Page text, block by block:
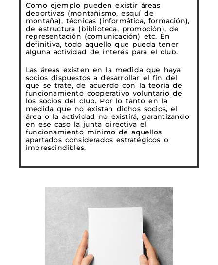
Como ejemplo pueden existir áreas
deportivas (montañismo, esquí de
montaña), técnicas (informática, formación),
de estructura (biblioteca, promoción), de
representación (comunicación) etc. En
definitiva, todo aquello que pueda tener
alguna actividad de interés para el club.
Las áreas existen en la medida que haya
socios dispuestos a desarrollar el fin del
que se trate, de acuerdo con la teoría de
funcionamiento cooperativo voluntario de
los socios del club. Por lo tanto en la
medida que no existan dichos socios, el
área o la actividad no existirá, garantizando
en ese caso la junta directiva el
funcionamiento mínimo de aquellos
apartados considerados estratégicos o
imprescindibles.